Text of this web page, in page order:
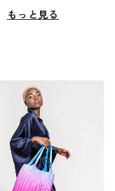
もっと見る